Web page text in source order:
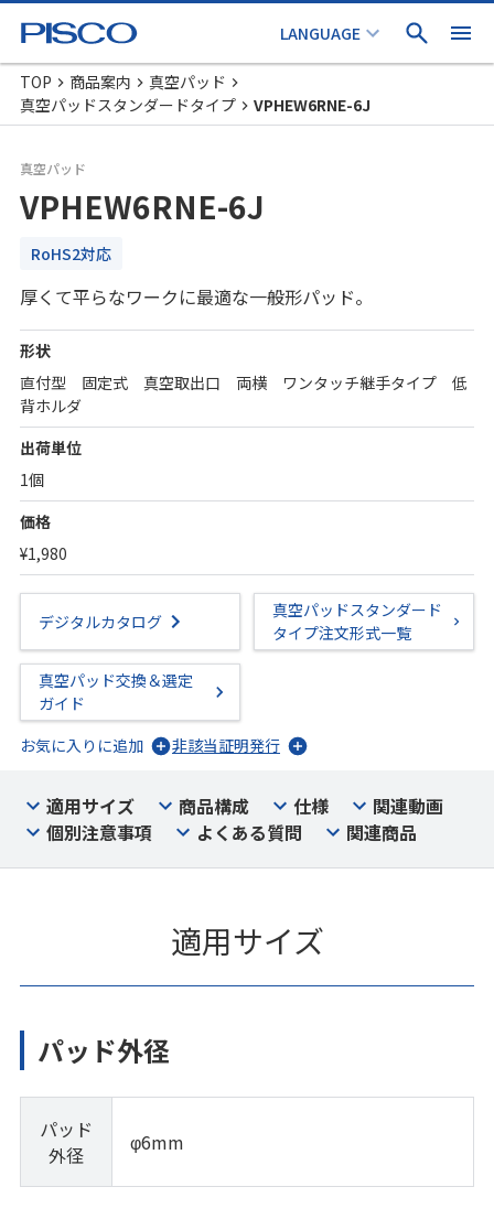
TOP 商品案内
真空パッド
真空パッドスタンダードタイプ
VPHEW6RNE-6J
真空パッド
VPHEW6RNE-6J
RoHS2対応
厚くて平らなワークに最適な一般形パッド。
形状
直付型 固定式 真空取出口 両横 ワンタッチ継手タイプ 低
背ホルダ
出荷単位
1個
価格
¥1,980
デジタルカタログ
真空パッドスタンダード
タイプ注文形式一覧
真空パッド交換＆選定
ガイド
お気に入りに追加
非該当証明発行
適用サイズ 商品構成 仕様
関連動画
個別注意事項
よくある質問 関連商品
適用サイズ
パッド外径
パッド
外径
φ6mm